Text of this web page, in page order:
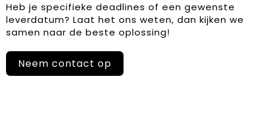
Heb je specifieke deadlines of een gewenste
leverdatum? Laat het ons weten, dan kijken we
samen naar de beste oplossing!
Neem contact op